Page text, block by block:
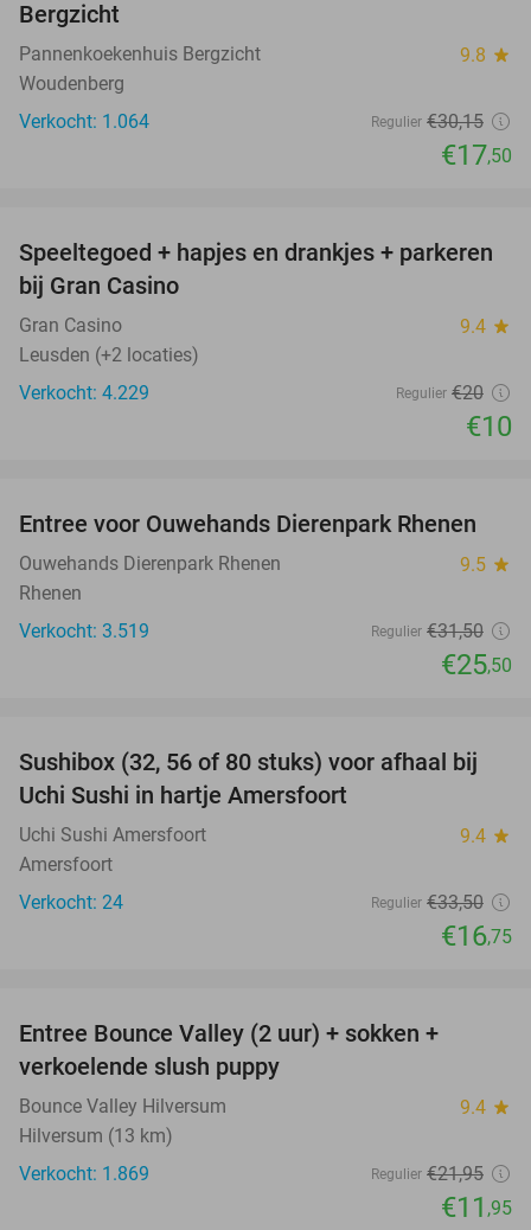
Bergzicht
Pannenkoekenhuis Bergzicht 9.8 star
Woudenberg
Verkocht: 1.064
Regulier €30,15
€17,50
50%
Speeltegoed + hapjes en drankjes + parkeren
bij Gran Casino
Gran Casino 9.4 star
Leusden (+2 locaties)
Verkocht: 4.229
Regulier €20
€10
19%
Entree voor Ouwehands Dierenpark Rhenen
Ouwehands Dierenpark Rhenen 9.5 star
Rhenen
Verkocht: 3.519
Regulier €31,50
€25,50
50%
Sushibox (32, 56 of 80 stuks) voor afhaal bij
Uchi Sushi in hartje Amersfoort
Uchi Sushi Amersfoort 9.4 star
Amersfoort
Verkocht: 24
Regulier €33,50
€16,75
Entree Bounce Valley (2 uur) + sokken +
verkoelende slush puppy
Bounce Valley Hilversum 9.4 star
Hilversum (13 km)
Verkocht: 1.869
Regulier €21,95
€11 ,95